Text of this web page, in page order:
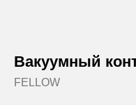
Вакуумный
FELLOW